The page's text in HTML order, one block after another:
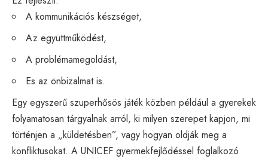
A kommunikációs készséget,
Az együttműködést,
A problémamegoldást,
Es az önbizalmat is.
Egy egyszerű szuperhősös játék közben például a gyerekek
folyamatosan tárgyalnak arról, ki milyen szerepet kapjon, mi
történjen a „küldetésben”, vagy hogyan oldják meg a
konfliktusokat. A UNICEF gyermekfejlődéssel foglalkozó